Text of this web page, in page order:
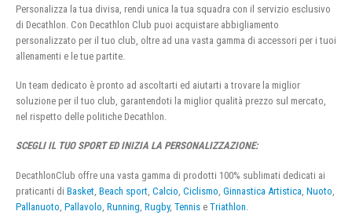
Personalizza la tua divisa, rendi unica la tua squadra con il servizio esclusivo
di Decathlon. Con Decathlon Club puoi acquistare abbigliamento
personalizzato per il tuo club, oltre ad una vasta gamma di accessori per i tuoi
allenamenti e le tue partite.
Un team dedicato è pronto ad ascoltarti ed aiutarti a trovare la miglior
soluzione per il tuo club, garantendoti la miglior qualità prezzo sul mercato,
nel rispetto delle politiche Decathlon.
SCEGLI IL TUO SPORT ED INIZIA LA PERSONALIZZAZIONE:
DecathlonClub offre una vasta gamma di prodotti 100% sublimati dedicati ai
praticanti di Basket Beach sport Calcio Ciclismo Ginnastica Artistica Nuoto
Pallanuoto Pallavolo Running Rugby, Tennis e Triathlon